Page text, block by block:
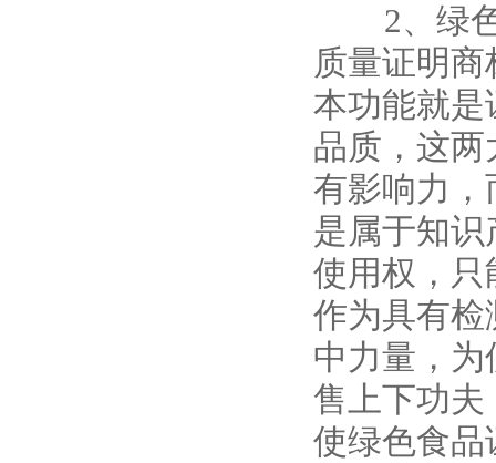
2、绿色
质量证明
本功能就是
品质，这
有影响力，
是属于知
使用权，只
作为具有检
中力量，
售上下功
使绿色食品